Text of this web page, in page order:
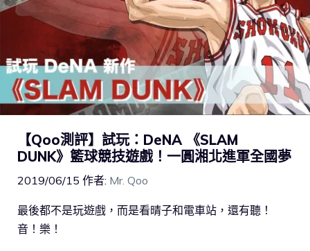
【Qoo測評】試玩：DeNA 《SLAM
DUNK》籃球競技遊戲！一圓湘北進軍全國夢
2019/06/15 作者: Mr. Qoo
最後都不是玩遊戲，而是看晴子和電車站，還有聽！
音！樂！